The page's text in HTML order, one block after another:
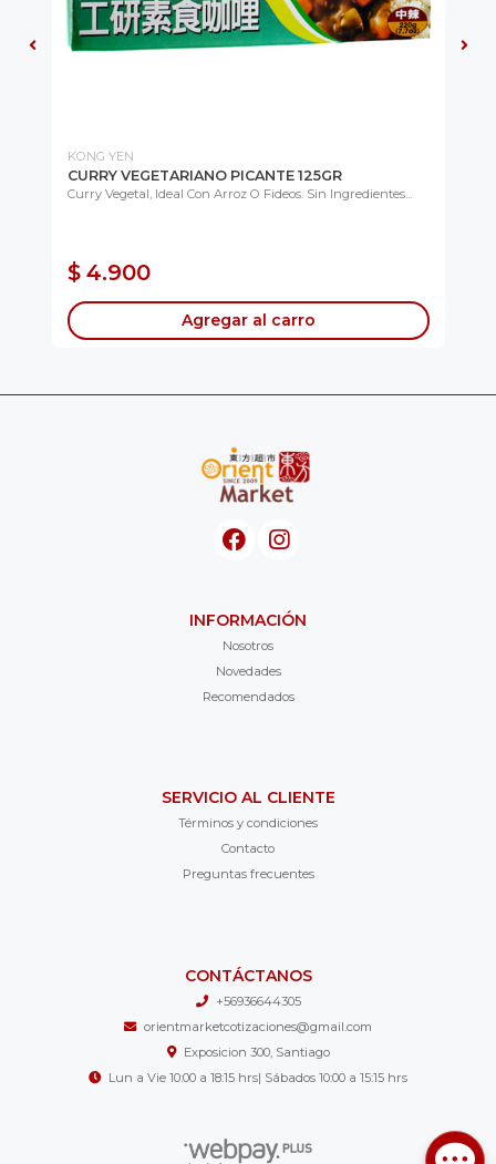
KONG YEN
CURRY VEGETARIANO PICANTE 125GR
Curry Vegetal, Ideal Con Arroz O Fideos. Sin Ingredientes...
$ 4.900
Agregar al carro
INFORMACIÓN
Nosotros
Novedades
Recomendados
SERVICIO AL CLIENTE
Términos y condiciones
Contacto
Preguntas frecuentes
CONTÁCTANOS
+56936644305
orientmarketcotizaciones@gmail.com
Exposicion 300, Santiago
Lun a Vie 10:00 a 18:15 hrs| Sábados 10:00 a 15:15 hrs